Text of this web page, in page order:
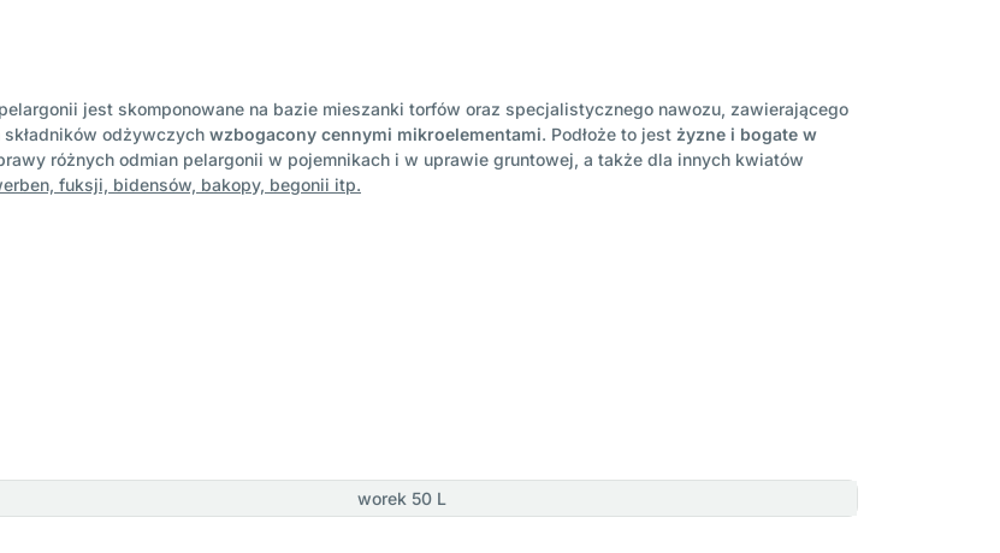
jest skomponowane na bazie mieszanki torfów oraz specjalistycznego nawozu, zawierającego
odżywczych wzbogacony cennymi mikroelementami. Podłoże to jest żyzne i bogate w
różnych odmian pelargonii w pojemnikach i w uprawie gruntowej, a także dla innych kwiatów
fuksji, bidensów, bakopy, begonii itp.
worek 50 L